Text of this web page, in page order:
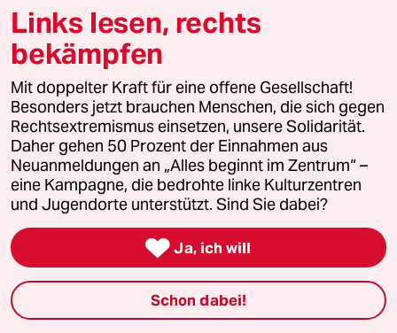
© 2026 taz Verlags und Vertriebs GmbH
Alle Rechte vorbehalten. Bei rechtlichen Fragen oder für Genehmigungen
wenden Sie sich bitte an lizenzen@taz.de
Feedback Redaktionsstatut Kommune-Richtlinien KI-
Leitlinie Informant Datenschutz Impressum AGB
Seitenwende Einwilligungen widerrufen (Ads)
Links lesen, rechts
bekämpfen
Mit doppelter Kraft für eine offene Gesellschaft!
Besonders jetzt brauchen Menschen, die sich gegen
Rechtsextremismus einsetzen, unsere Solidarität.
Daher gehen 50 Prozent der Einnahmen aus
Neuanmeldungen an „Alles beginnt im Zentrum“ –
eine Kampagne, die bedrohte linke Kulturzentren
und Jugendorte unterstützt. Sind Sie dabei?
 Ja, ich will
Schon dabei!